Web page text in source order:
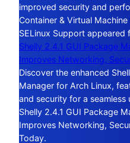
improved security and
Container & Virtual
SELinux Support appeared
Shelly 2.4.1 GUI Package
Improves Networking,
Discover the enhanced
Manager for Arch Linux,
and security for a
Shelly 2.4.1 GUI Package
Improves Networking,
Today.